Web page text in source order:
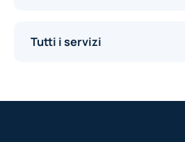
Tutti i servizi